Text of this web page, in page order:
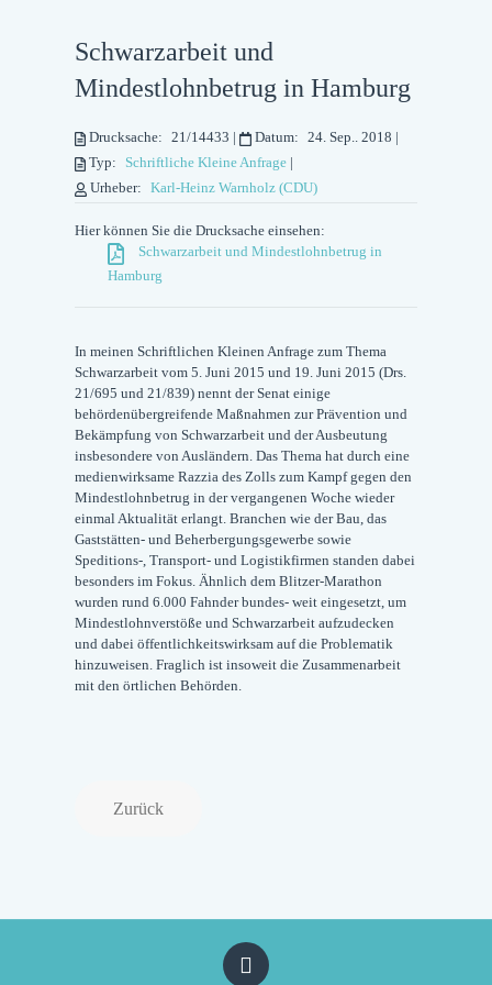
Schwarzarbeit und
Mindestlohnbetrug in Hamburg
Drucksache: 21/14433 | Datum: 24. Sep.. 2018 |
Typ:
Schriftliche Kleine Anfrage |
Urheber:
Karl-Heinz Warnholz (CDU)
Hier können Sie die Drucksache einsehen:
Schwarzarbeit und Mindestlohnbetrug in
Hamburg
In meinen Schriftlichen Kleinen Anfrage zum Thema
Schwarzarbeit vom 5. Juni 2015 und 19. Juni 2015 (Drs.
21/695 und 21/839) nennt der Senat einige
behördenübergreifende Maßnahmen zur Prävention und
Bekämpfung von Schwarzarbeit und der Ausbeutung
insbesondere von Ausländern. Das Thema hat durch eine
medienwirksame Razzia des Zolls zum Kampf gegen den
Mindestlohnbetrug in der vergangenen Woche wieder
einmal Aktualität erlangt. Branchen wie der Bau, das
Gaststätten- und Beherbergungsgewerbe sowie
Speditions-, Transport- und Logistikfirmen standen dabei
besonders im Fokus. Ähnlich dem Blitzer-Marathon
wurden rund 6.000 Fahnder bundes- weit eingesetzt, um
Mindestlohnverstöße und Schwarzarbeit aufzudecken
und dabei öffentlichkeitswirksam auf die Problematik
hinzuweisen. Fraglich ist insoweit die Zusammenarbeit
mit den örtlichen Behörden.
Zurück